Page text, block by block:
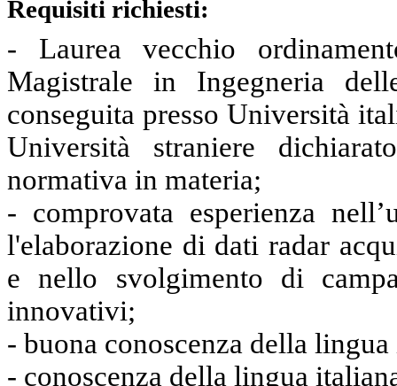
Requisiti richiesti:
- Laurea vecchio
Magistrale in Ingegneria
conseguita presso Università
Università straniere
normativa in materia;
- comprovata esperienza
l'elaborazione di dati radar
e nello svolgimento di
innovativi;
- buona conoscenza della
- conoscenza della lingua